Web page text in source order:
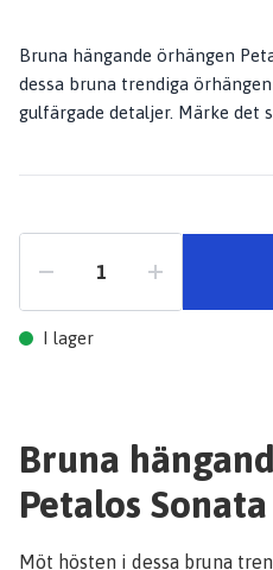
Bruna hängande örhängen
dessa bruna trendiga
gulfärgade detaljer. Märke det
I lager
Bruna
Petalos Sonata
Möt hösten i dessa bruna